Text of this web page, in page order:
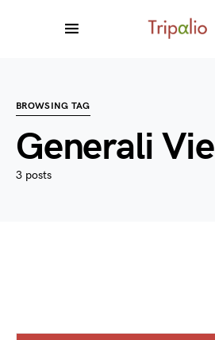
BROWSING TAG
Generali Vie
3 posts